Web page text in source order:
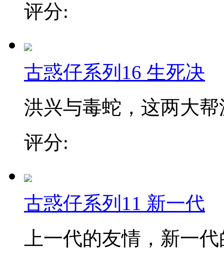
评分:
古惑仔系列16 生死决
洪兴与毒蛇，这两大
评分:
古惑仔系列11 新一代
上一代的友情，新一